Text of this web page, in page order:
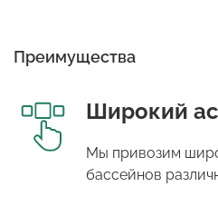
Преимущества
Широкий
Мы привозим
бассейнов